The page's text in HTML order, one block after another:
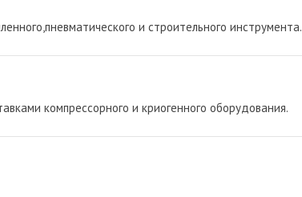
и строительного инструмента.
компрессорного и криогенного оборудования.